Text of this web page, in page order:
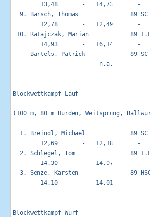
13,48       -   14,73       -
9. Barsch, Thomas               89
12,78       -   12,49       -
10. Ratajczak, Marian            89
14,93       -   16,14       -
Bartels, Patrick
-       -    n.a.       -
Blockwettkampf Lauf
(100 m, 80 m Hürden, Weitsprung,
1. Breindl, Michael             89
12,69       -   12,18       -
2. Schlegel, Tom                89
14,30       -   14,97       -
3. Senze, Karsten               89
14,10       -   14,01       -
Blockwettkampf Wurf